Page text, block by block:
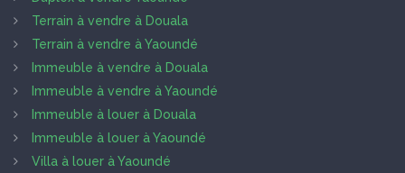
Terrain à vendre à Douala
Terrain à vendre à Yaoundé
Immeuble à vendre à Douala
Immeuble à vendre à Yaoundé
Immeuble à louer à Douala
Immeuble à louer à Yaoundé
Villa à louer à Yaoundé